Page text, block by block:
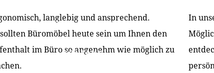
ÜBER UNS PARTNER & REFERENZEN
KONTAKT
langlebig und ansprechend.
sollten Büromöbel heute sein um Ihnen den
im Büro so angenehm wie möglich zu
In